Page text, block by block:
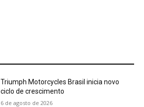
Triumph Motorcycles Brasil inicia novo
ciclo de crescimento
6 de agosto de 2026